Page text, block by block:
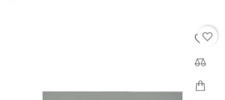
favorite_border